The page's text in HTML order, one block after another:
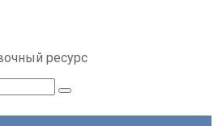
ресурс